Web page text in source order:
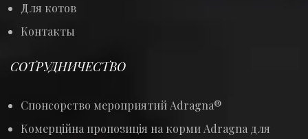
Для котов
Контакты
СОТРУДНИЧЕСТВО
Спонсорство мероприятий Adragna®
Комерційна пропозиція на корми Adragna для